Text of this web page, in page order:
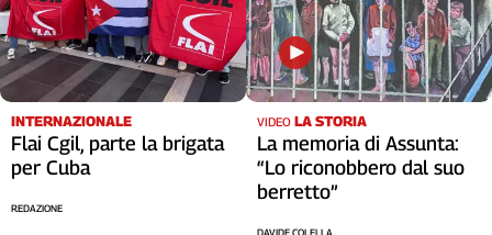
INTERNAZIONALE
Flai Cgil, parte la brigata
per Cuba
REDAZIONE
VIDEO LA STORIA
La memoria di Assunta:
“Lo riconobbero dal suo
berretto”
DAVIDE COLELLA